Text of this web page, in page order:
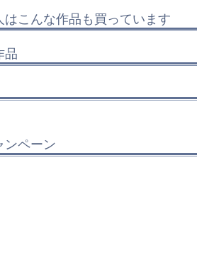
こんな作品も買っています
品
ンペーン